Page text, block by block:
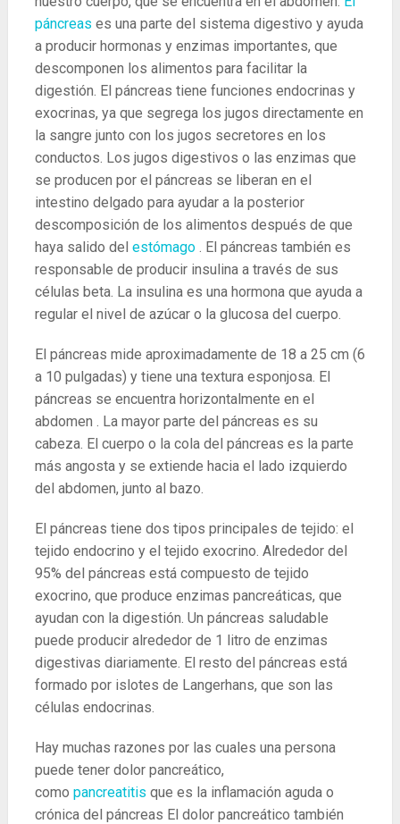
páncreas es una parte del sistema digestivo y ayuda
a producir hormonas y enzimas importantes, que
descomponen los alimentos para facilitar la
digestión. El páncreas tiene funciones endocrinas y
exocrinas, ya que segrega los jugos directamente en
la sangre junto con los jugos secretores en los
conductos. Los jugos digestivos o las enzimas que
se producen por el páncreas se liberan en el
intestino delgado para ayudar a la posterior
descomposición de los alimentos después de que
haya salido del estómago . El páncreas también es
responsable de producir insulina a través de sus
células beta. La insulina es una hormona que ayuda a
regular el nivel de azúcar o la glucosa del cuerpo.
El páncreas mide aproximadamente de 18 a 25 cm (6
a 10 pulgadas) y tiene una textura esponjosa. El
páncreas se encuentra horizontalmente en el
abdomen . La mayor parte del páncreas es su
cabeza. El cuerpo o la cola del páncreas es la parte
más angosta y se extiende hacia el lado izquierdo
del abdomen, junto al bazo.
El páncreas tiene dos tipos principales de tejido: el
tejido endocrino y el tejido exocrino. Alrededor del
95% del páncreas está compuesto de tejido
exocrino, que produce enzimas pancreáticas, que
ayudan con la digestión. Un páncreas saludable
puede producir alrededor de 1 litro de enzimas
digestivas diariamente. El resto del páncreas está
formado por islotes de Langerhans, que son las
células endocrinas.
Hay muchas razones por las cuales una persona
puede tener dolor pancreático,
como pancreatitis que es la inflamación aguda o
crónica del páncreas El dolor pancreático también